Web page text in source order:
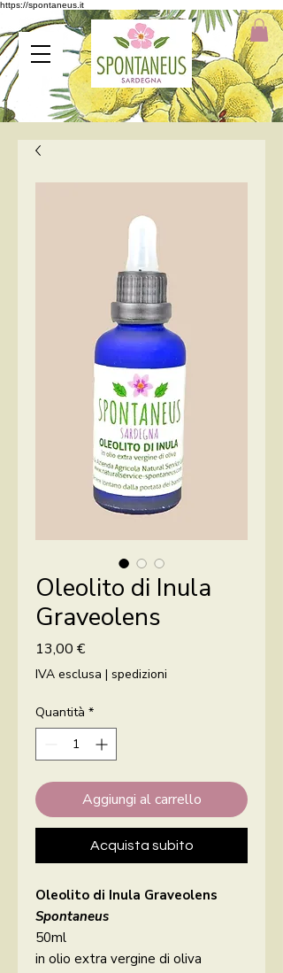
https://spontaneus.it
Oleolito di Inula
Graveolens
13,00 €Prezzo
IVA esclusa | spedizioni
Quantità *
Aggiungi al carrello
Acquista subito
Oleolito di Inula Graveolens
Spontaneus
50ml
in olio extra vergine di oliva